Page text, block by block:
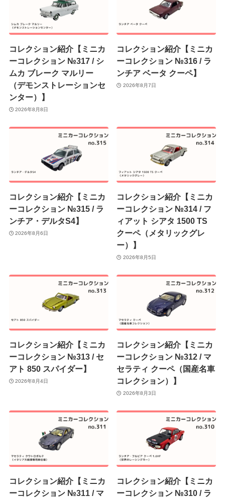
コレクション紹介【ミニカ
ーコレクション №317 / シ
ムカ ブレーク マルリー
（デモンストレーションセ
ンター）】
2026年8月8日
コレクション紹介【ミニカ
ーコレクション №316 / ラ
ンチア ベータ クーペ】
2026年8月7日
コレクション紹介【ミニカ
ーコレクション №315 / ラ
ンチア・デルタS4】
2026年8月6日
コレクション紹介【ミニカ
ーコレクション №314 / フ
ィアット シアタ 1500 TS
クーペ（メタリックグレ
ー）】
2026年8月5日
コレクション紹介【ミニカ
ーコレクション №313 / セ
アト 850 スパイダー】
2026年8月4日
コレクション紹介【ミニカ
ーコレクション №312 / マ
セラティ クーペ（国産名車
コレクション）】
2026年8月3日
コレクション紹介【ミニカ
ーコレクション №311 / マ
コレクション紹介【ミニカ
ーコレクション №310 / ラ